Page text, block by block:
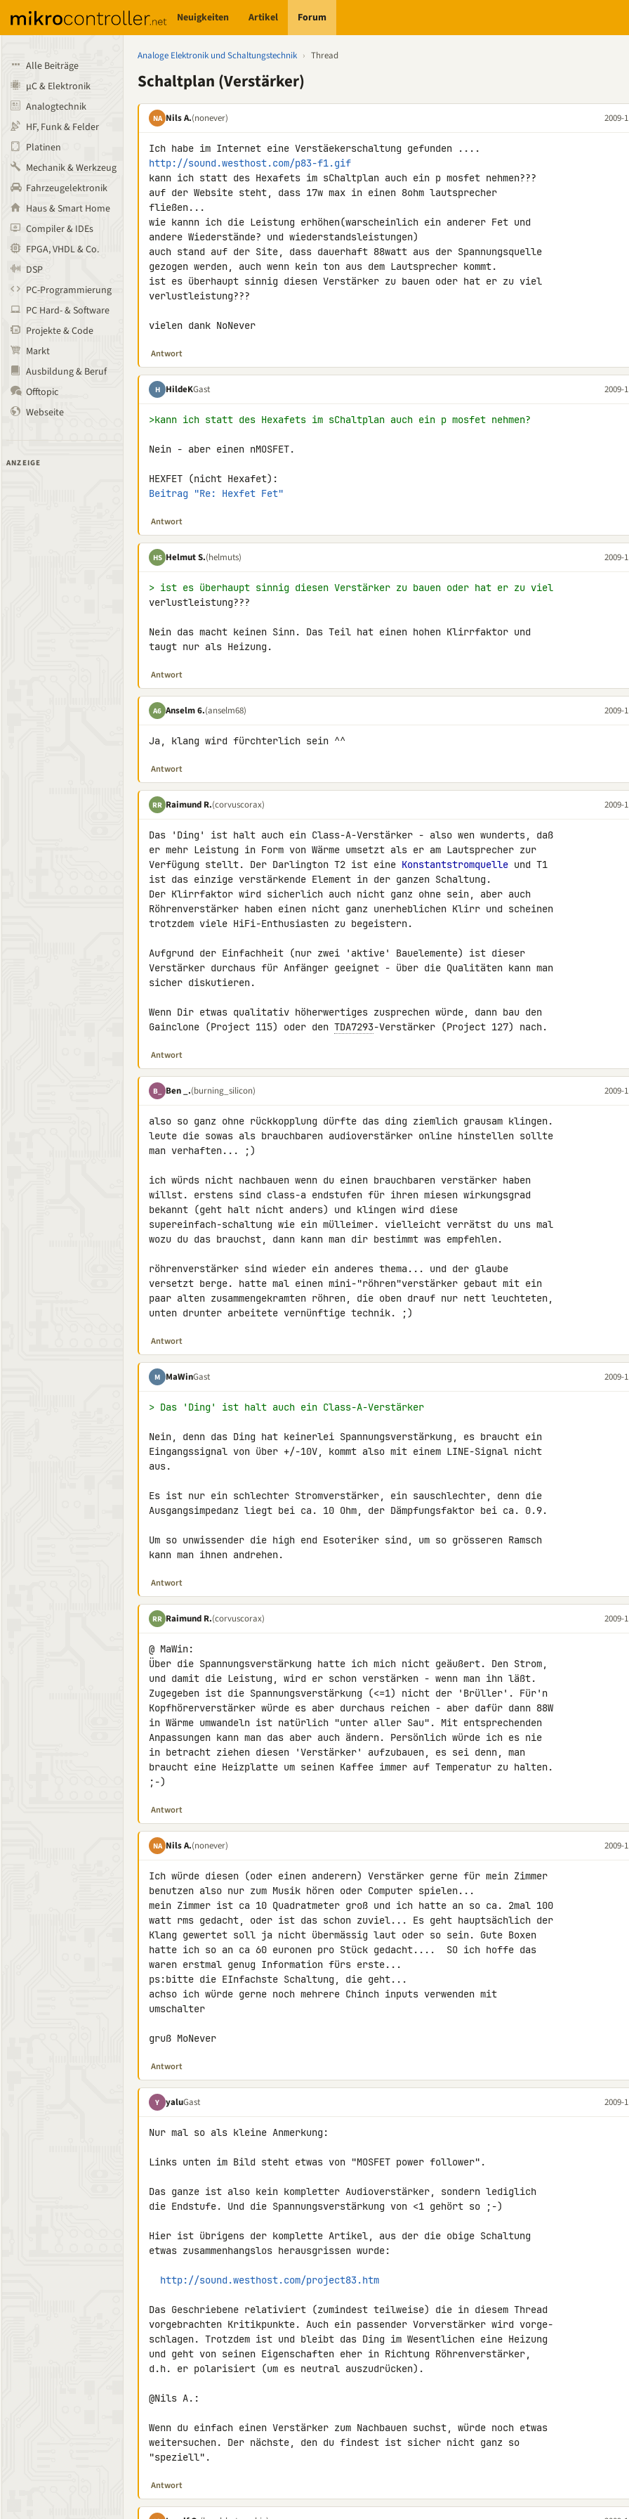
Neuigkeiten Artikel Forum
Alle Beiträge
µC & Elektronik
Analogtechnik
HF, Funk & Felder
Platinen
Mechanik & Werkzeug
Fahrzeugelektronik
Haus & Smart Home
Compiler & IDEs
FPGA, VHDL & Co.
DSP
PC-Programmierung
PC Hard- & Software
Projekte & Code
Markt
Ausbildung & Beruf
Offtopic
Webseite
ANZEIGE
Analoge Elektronik und Schaltungstechnik › Thread
Schaltplan (Verstärker)
NA Nils A.(nonever) 2009-
http://sound.westhost.com/p83-f1.gif
kann ich statt des Hexafets im sChaltplan auch ein p mosfet nehmen???
auf der Website steht, dass 17w max in einen 8ohm lautsprecher
fließen...
wie kannn ich die Leistung erhöhen(warscheinlich ein anderer Fet und
andere Wiederstände? und wiederstandsleistungen)
auch stand auf der Site, dass dauerhaft 88watt aus der Spannungsquelle
gezogen werden, auch wenn kein ton aus dem Lautsprecher kommt.
ist es überhaupt sinnig diesen Verstärker zu bauen oder hat er zu viel
verlustleistung???
vielen dank NoNever
Antwort
H HildeKGast 2009-
>kann ich statt des Hexafets im sChaltplan auch ein p mosfet nehmen?
Nein - aber einen nMOSFET.
Beitrag "Re: Hexfet Fet"
Antwort
HS Helmut S.(helmuts) 2009-
> ist es überhaupt sinnig diesen Verstärker zu bauen oder hat er zu viel
verlustleistung???
Nein das macht keinen Sinn. Das Teil hat einen hohen Klirrfaktor und
taugt nur als Heizung.
Antwort
A6 Anselm 6.(anselm68) 2009-
Ja, klang wird fürchterlich sein ^^
Antwort
RR Raimund R.(corvuscorax) 2009-
Das 'Ding' ist halt auch ein Class-A-Verstärker - also wen wunderts, daß
er mehr Leistung in Form von Wärme umsetzt als er am Lautsprecher zur
Verfügung stellt. Der Darlington T2 ist eine Konstantstromquelle und T1
ist das einzige verstärkende Element in der ganzen Schaltung.
Der Klirrfaktor wird sicherlich auch nicht ganz ohne sein, aber auch
Röhrenverstärker haben einen nicht ganz unerheblichen Klirr und scheinen
trotzdem viele HiFi-Enthusiasten zu begeistern.
Aufgrund der Einfachheit (nur zwei 'aktive' Bauelemente) ist dieser
Verstärker durchaus für Anfänger geeignet - über die Qualitäten kann man
sicher diskutieren.
Wenn Dir etwas qualitativ höherwertiges zusprechen würde, dann bau den
Gainclone (Project 115) oder den TDA7293-Verstärker (Project 127) nach.
Antwort
B_ Ben _.(burning_silicon) 2009-
also so ganz ohne rückkopplung dürfte das ding ziemlich grausam klingen.
leute die sowas als brauchbaren audioverstärker online hinstellen sollte
man verhaften... ;)
ich würds nicht nachbauen wenn du einen brauchbaren verstärker haben
willst. erstens sind class-a endstufen für ihren miesen wirkungsgrad
bekannt (geht halt nicht anders) und klingen wird diese
supereinfach-schaltung wie ein mülleimer. vielleicht verrätst du uns mal
wozu du das brauchst, dann kann man dir bestimmt was empfehlen.
röhrenverstärker sind wieder ein anderes thema... und der glaube
versetzt berge. hatte mal einen mini-"röhren"verstärker gebaut mit ein
paar alten zusammengekramten röhren, die oben drauf nur nett leuchteten,
unten drunter arbeitete vernünftige technik. ;)
Antwort
M MaWinGast 2009-
> Das 'Ding' ist halt auch ein Class-A-Verstärker
Nein, denn das Ding hat keinerlei Spannungsverstärkung, es braucht ein
Eingangssignal von über +/-10V, kommt also mit einem LINE-Signal nicht
aus.
Es ist nur ein schlechter Stromverstärker, ein sauschlechter, denn die
Ausgangsimpedanz liegt bei ca. 10 Ohm, der Dämpfungsfaktor bei ca. 0.9.
Um so unwissender die high end Esoteriker sind, um so grösseren Ramsch
kann man ihnen andrehen.
Antwort
RR Raimund R.(corvuscorax) 2009-
@ MaWin:
Über die Spannungsverstärkung hatte ich mich nicht geäußert. Den Strom,
und damit die Leistung, wird er schon verstärken - wenn man ihn läßt.
Zugegeben ist die Spannungsverstärkung (<=1) nicht der 'Brüller'. Für'n
Kopfhörerverstärker würde es aber durchaus reichen - aber dafür dann 88W
in Wärme umwandeln ist natürlich "unter aller Sau". Mit entsprechenden
Anpassungen kann man das aber auch ändern. Persönlich würde ich es nie
in betracht ziehen diesen 'Verstärker' aufzubauen, es sei denn, man
braucht eine Heizplatte um seinen Kaffee immer auf Temperatur zu halten.
;-)
Antwort
NA Nils A.(nonever) 2009-
Ich würde diesen (oder einen anderern) Verstärker gerne für mein Zimmer
benutzen also nur zum Musik hören oder Computer spielen...
mein Zimmer ist ca 10 Quadratmeter groß und ich hatte an so ca. 2mal 100
watt rms gedacht, oder ist das schon zuviel... Es geht hauptsächlich der
Klang gewertet soll ja nicht übermässig laut oder so sein. Gute Boxen
hatte ich so an ca 60 euronen pro Stück gedacht....  SO ich hoffe das
waren erstmal genug Information fürs erste...
ps:bitte die EInfachste Schaltung, die geht...
achso ich würde gerne noch mehrere Chinch inputs verwenden mit
umschalter
gruß MoNever
Antwort
Y yaluGast 2009-
Nur mal so als kleine Anmerkung:
Links unten im Bild steht etwas von "MOSFET power follower".
Das ganze ist also kein kompletter Audioverstärker, sondern lediglich
die Endstufe. Und die Spannungsverstärkung von <1 gehört so ;-)
Hier ist übrigens der komplette Artikel, aus der die obige Schaltung
etwas zusammenhangslos herausgrissen wurde:
http://sound.westhost.com/project83.htm
Das Geschriebene relativiert (zumindest teilweise) die in diesem Thread
vorgebrachten Kritikpunkte. Auch ein passender Vorverstärker wird vorge-
schlagen. Trotzdem ist und bleibt das Ding im Wesentlichen eine Heizung
und geht von seinen Eigenschaften eher in Richtung Röhrenverstärker,
d.h. er polarisiert (um es neutral auszudrücken).
@Nils A.:
Wenn du einfach einen Verstärker zum Nachbauen suchst, würde noch etwas
weitersuchen. Der nächste, den du findest ist sicher nicht ganz so
"speziell".
Antwort